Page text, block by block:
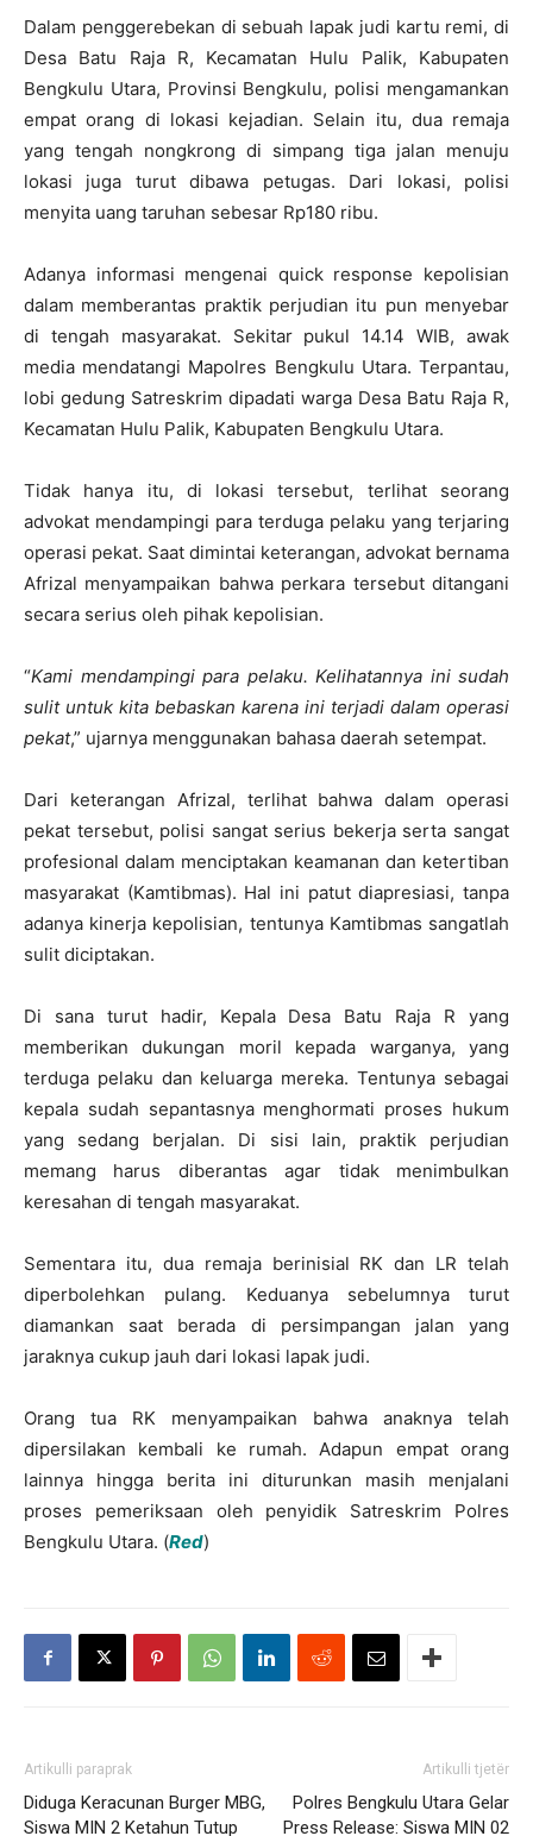
Dalam penggerebekan di sebuah lapak judi kartu remi, di
Desa Batu Raja R, Kecamatan Hulu Palik, Kabupaten
Bengkulu Utara, Provinsi Bengkulu, polisi mengamankan
empat orang di lokasi kejadian. Selain itu, dua remaja
yang tengah nongkrong di simpang tiga jalan menuju
lokasi juga turut dibawa petugas. Dari lokasi, polisi
menyita uang taruhan sebesar Rp180 ribu.
Adanya informasi mengenai quick response kepolisian
dalam memberantas praktik perjudian itu pun menyebar
di tengah masyarakat. Sekitar pukul 14.14 WIB, awak
media mendatangi Mapolres Bengkulu Utara. Terpantau,
lobi gedung Satreskrim dipadati warga Desa Batu Raja R,
Kecamatan Hulu Palik, Kabupaten Bengkulu Utara.
Tidak hanya itu, di lokasi tersebut, terlihat seorang
advokat mendampingi para terduga pelaku yang terjaring
operasi pekat. Saat dimintai keterangan, advokat bernama
Afrizal menyampaikan bahwa perkara tersebut ditangani
secara serius oleh pihak kepolisian.
“Kami mendampingi para pelaku. Kelihatannya ini sudah
sulit untuk kita bebaskan karena ini terjadi dalam operasi
pekat,” ujarnya menggunakan bahasa daerah setempat.
Dari keterangan Afrizal, terlihat bahwa dalam operasi
pekat tersebut, polisi sangat serius bekerja serta sangat
profesional dalam menciptakan keamanan dan ketertiban
masyarakat (Kamtibmas). Hal ini patut diapresiasi, tanpa
adanya kinerja kepolisian, tentunya Kamtibmas sangatlah
sulit diciptakan.
Di sana turut hadir, Kepala Desa Batu Raja R yang
memberikan dukungan moril kepada warganya, yang
terduga pelaku dan keluarga mereka. Tentunya sebagai
kepala sudah sepantasnya menghormati proses hukum
yang sedang berjalan. Di sisi lain, praktik perjudian
memang harus diberantas agar tidak menimbulkan
keresahan di tengah masyarakat.
Sementara itu, dua remaja berinisial RK dan LR telah
diperbolehkan pulang. Keduanya sebelumnya turut
diamankan saat berada di persimpangan jalan yang
jaraknya cukup jauh dari lokasi lapak judi.
Orang tua RK menyampaikan bahwa anaknya telah
dipersilakan kembali ke rumah. Adapun empat orang
lainnya hingga berita ini diturunkan masih menjalani
proses pemeriksaan oleh penyidik Satreskrim Polres
Bengkulu Utara. (Red)
Artikulli paraprak
Diduga Keracunan Burger MBG,
Siswa MIN 2 Ketahun Tutup
Artikulli tjetër
Polres Bengkulu Utara Gelar
Press Release: Siswa MIN 02